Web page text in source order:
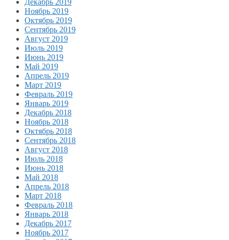
Декабрь 2019
Ноябрь 2019
Октябрь 2019
Сентябрь 2019
Август 2019
Июль 2019
Июнь 2019
Май 2019
Апрель 2019
Март 2019
Февраль 2019
Январь 2019
Декабрь 2018
Ноябрь 2018
Октябрь 2018
Сентябрь 2018
Август 2018
Июль 2018
Июнь 2018
Май 2018
Апрель 2018
Март 2018
Февраль 2018
Январь 2018
Декабрь 2017
Ноябрь 2017